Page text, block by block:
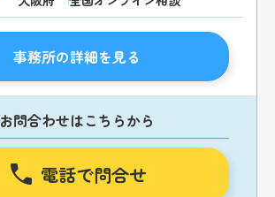
事務所の詳細を見る
お問合わせはこちらから
電話で問合せ